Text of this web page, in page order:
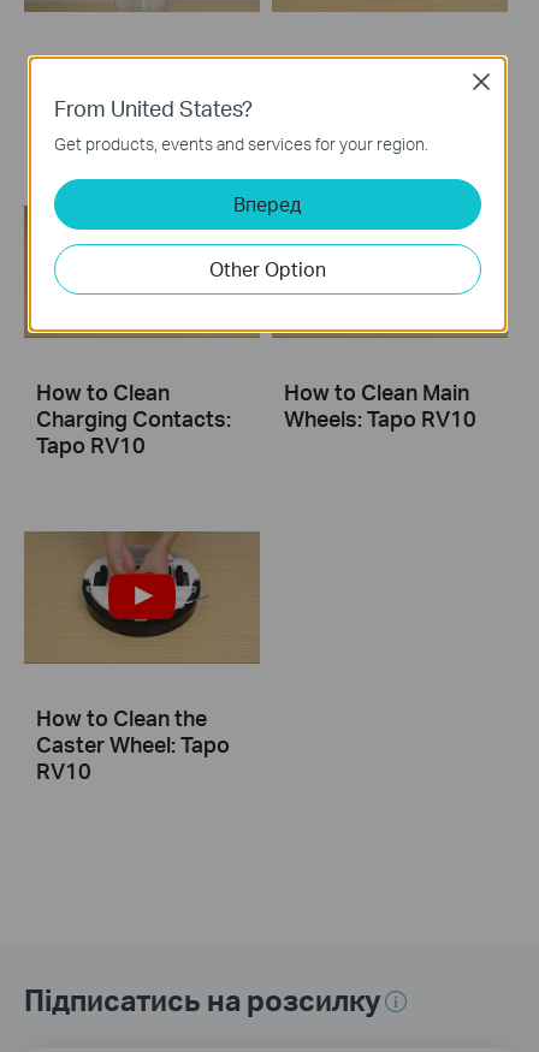
How to Clean the
RV10
How to Clean
Sensors: Tapo RV10
How to Clean
Charging Contacts:
Tapo RV10
How to Clean Main
Wheels: Tapo RV10
How to Clean the
Caster Wheel: Tapo
RV10
Підписатись на розсилку
From United States?
Get products, events and services for your region.
Вперед
Other Option
Close